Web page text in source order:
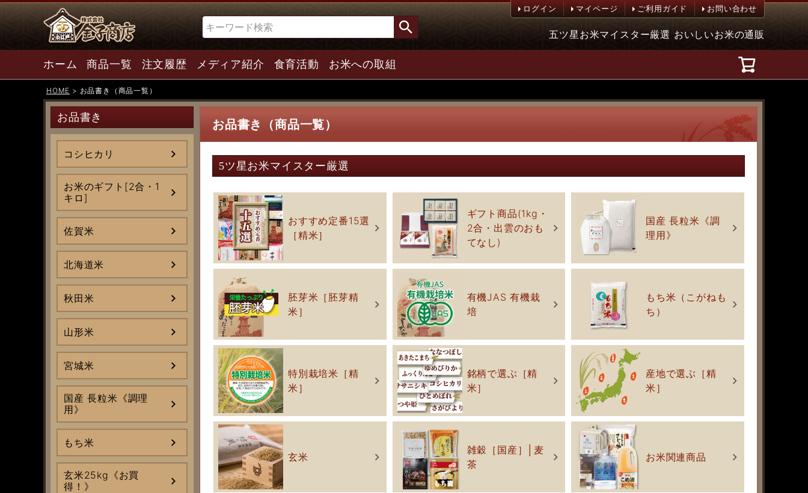
検索
ログイン マイページ ご利用ガイド お問い合わせ
五ツ星お米マイスター厳選 おいしいお米の通販
ホーム 商品一覧 注文履歴 メディア紹介 食育活動 お米への取組
HOME お品書き（商品一覧）
お品書き
コシヒカリ
お米のギフト[2合・1
キロ]
佐賀米
北海道米
秋田米
山形米
宮城米
国産 長粒米《調理
用》
もち米
玄米25kg《お買
得！》
お品書き（商品一覧）
5ツ星お米マイスター厳選
おすすめ定番15選
［精米］
ギフト商品(1kg・
2合・出雲のおも
てなし)
国産 長粒米《調
理用》
胚芽米［胚芽精
米］
有機JAS 有機栽
培
もち米（こがねも
ち）
特別栽培米［精
米］
銘柄で選ぶ［精
米］
産地で選ぶ［精
米］
玄米
雑穀［国産］│麦
茶
お米関連商品